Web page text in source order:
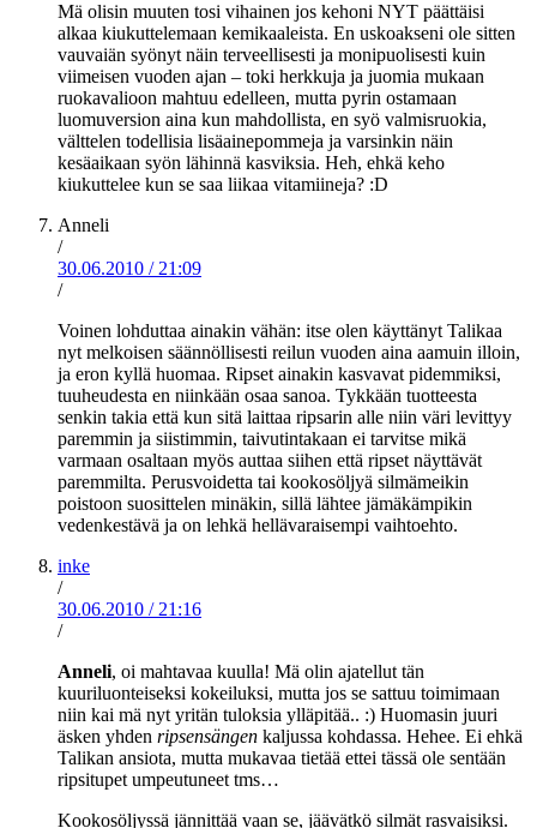
Mä olisin muuten tosi vihainen jos kehoni NYT päättäisi
alkaa kiukuttelemaan kemikaaleista. En uskoakseni ole sitten
vauvaiän syönyt näin terveellisesti ja monipuolisesti kuin
viimeisen vuoden ajan – toki herkkuja ja juomia mukaan
ruokavalioon mahtuu edelleen, mutta pyrin ostamaan
luomuversion aina kun mahdollista, en syö valmisruokia,
välttelen todellisia lisäainepommeja ja varsinkin näin
kesäaikaan syön lähinnä kasviksia. Heh, ehkä keho
kiukuttelee kun se saa liikaa vitamiineja? :D
Anneli
/
30.06.2010 / 21:09
/
Voinen lohduttaa ainakin vähän: itse olen käyttänyt Talikaa
nyt melkoisen säännöllisesti reilun vuoden aina aamuin illoin,
ja eron kyllä huomaa. Ripset ainakin kasvavat pidemmiksi,
tuuheudesta en niinkään osaa sanoa. Tykkään tuotteesta
senkin takia että kun sitä laittaa ripsarin alle niin väri levittyy
paremmin ja siistimmin, taivutintakaan ei tarvitse mikä
varmaan osaltaan myös auttaa siihen että ripset näyttävät
paremmilta. Perusvoidetta tai kookosöljyä silmämeikin
poistoon suosittelen minäkin, sillä lähtee jämäkämpikin
vedenkestävä ja on lehkä hellävaraisempi vaihtoehto.
inke
/
30.06.2010 / 21:16
/
Anneli, oi mahtavaa kuulla! Mä olin ajatellut tän
kuuriluonteiseksi kokeiluksi, mutta jos se sattuu toimimaan
niin kai mä nyt yritän tuloksia ylläpitää.. :) Huomasin juuri
äsken yhden ripsensängen kaljussa kohdassa. Hehee. Ei ehkä
Talikan ansiota, mutta mukavaa tietää ettei tässä ole sentään
ripsitupet umpeutuneet tms…
Kookosöljyssä jännittää vaan se, jäävätkö silmät rasvaisiksi.